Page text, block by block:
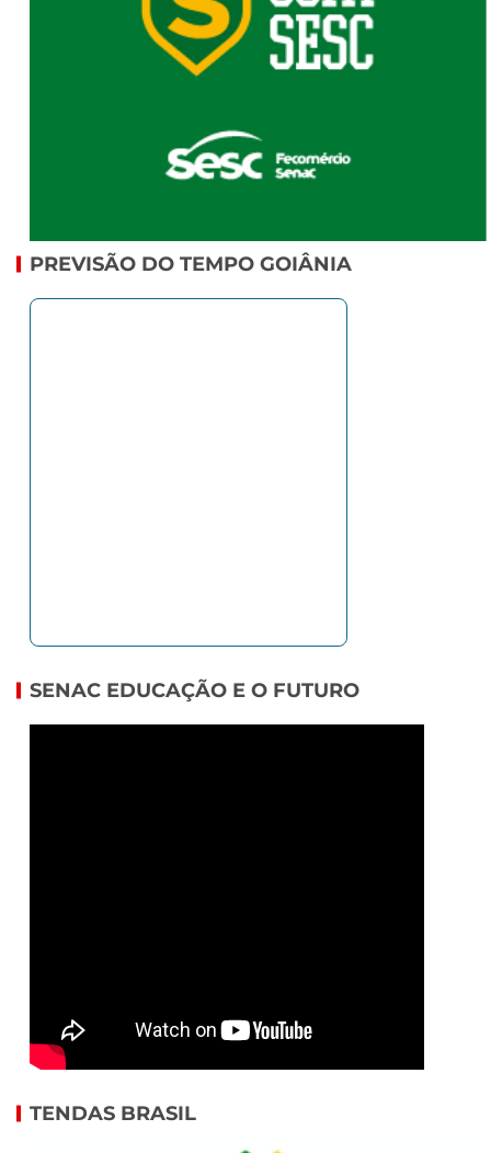
PREVISÃO DO TEMPO GOIÂNIA
SENAC EDUCAÇÃO E O FUTURO
TENDAS BRASIL